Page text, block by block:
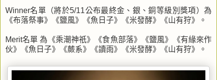
Winner名單（將於5/11公布最終金、銀、銅等級別獎項）為
《布落祭事》《鹽風》《魚日子》《米發酵》《山有狩》。
Merit名單 為《乘潮神祇》《食魚部落》《鹽風》《有緣來作
伙》《魚日子》《蕨系》《讀雨》《米發酵》《山有狩》。